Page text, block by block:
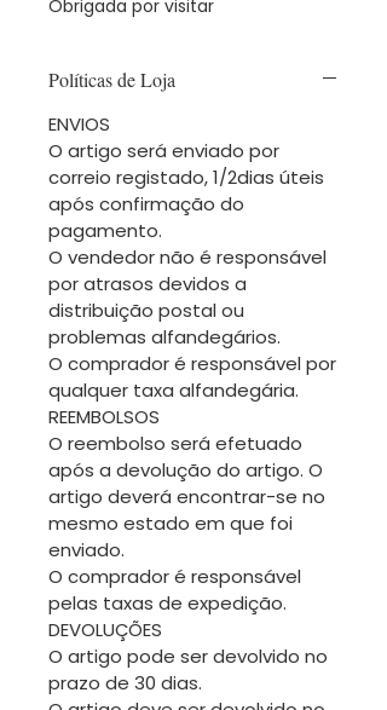
Obrigada por visitar
Políticas de Loja
ENVIOS
O artigo será enviado por
correio registado, 1/2dias úteis
após confirmação do
pagamento.
O vendedor não é responsável
por atrasos devidos a
distribuição postal ou
problemas alfandegários.
O comprador é responsável por
qualquer taxa alfandegária.
REEMBOLSOS
O reembolso será efetuado
após a devolução do artigo. O
artigo deverá encontrar-se no
mesmo estado em que foi
enviado.
O comprador é responsável
pelas taxas de expedição.
DEVOLUÇÕES
O artigo pode ser devolvido no
prazo de 30 dias.